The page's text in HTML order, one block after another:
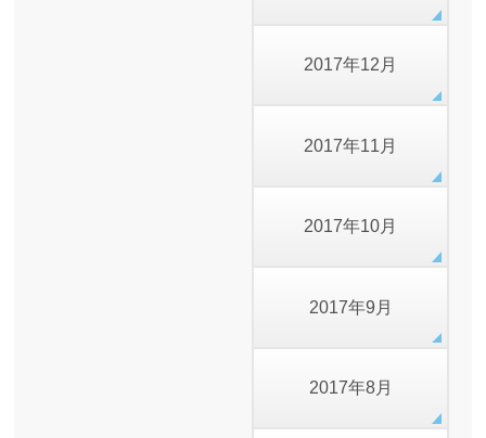
2017年12月
2017年11月
2017年10月
2017年9月
2017年8月